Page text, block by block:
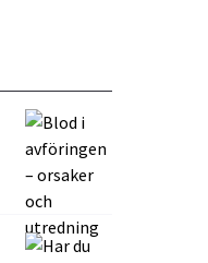
& Samliv
& Stress